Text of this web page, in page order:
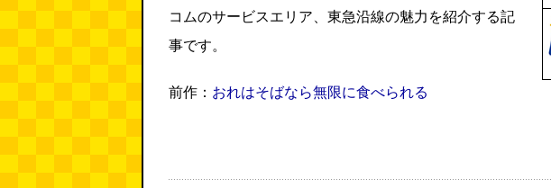
コムのサービスエリア、東急沿線の魅力を紹介する記
事です。
前作： おれはそばなら無限に食べられる